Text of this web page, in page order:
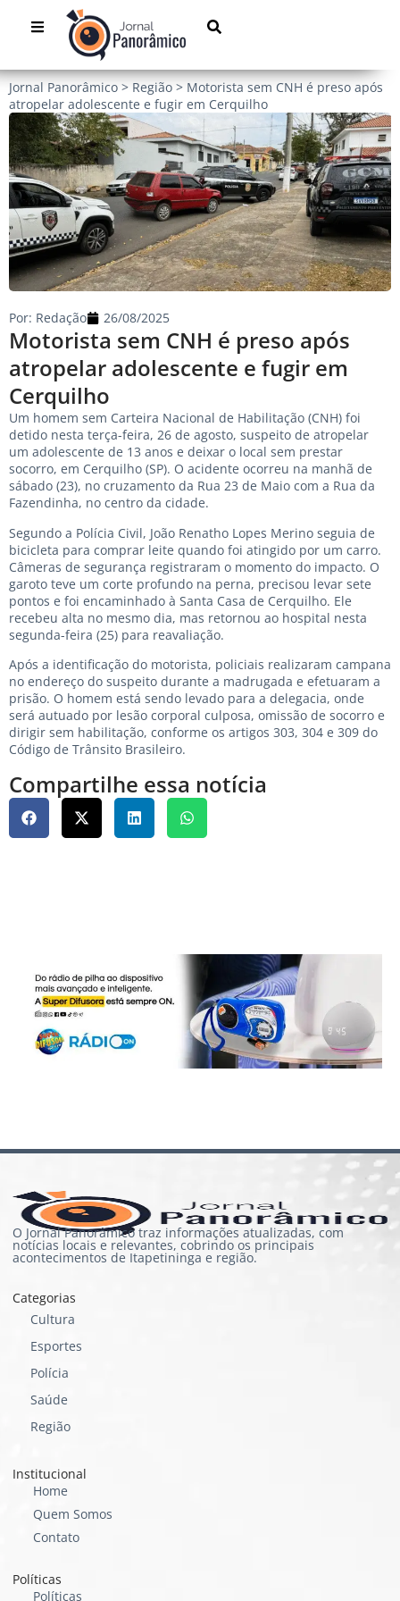
Jornal Panorâmico > Região > Motorista sem CNH é preso após
atropelar adolescente e fugir em Cerquilho
Motorista sem CNH é preso após
atropelar adolescente e fugir em
Cerquilho
Por: Redação 26/08/2025
Um homem sem Carteira Nacional de Habilitação (CNH) foi
detido nesta terça-feira, 26 de agosto, suspeito de atropelar
um adolescente de 13 anos e deixar o local sem prestar
socorro, em Cerquilho (SP). O acidente ocorreu na manhã de
sábado (23), no cruzamento da Rua 23 de Maio com a Rua da
Fazendinha, no centro da cidade.
Segundo a Polícia Civil, João Renatho Lopes Merino seguia de
bicicleta para comprar leite quando foi atingido por um carro.
Câmeras de segurança registraram o momento do impacto. O
garoto teve um corte profundo na perna, precisou levar sete
pontos e foi encaminhado à Santa Casa de Cerquilho. Ele
recebeu alta no mesmo dia, mas retornou ao hospital nesta
segunda-feira (25) para reavaliação.
Após a identificação do motorista, policiais realizaram campana
no endereço do suspeito durante a madrugada e efetuaram a
prisão. O homem está sendo levado para a delegacia, onde
será autuado por lesão corporal culposa, omissão de socorro e
dirigir sem habilitação, conforme os artigos 303, 304 e 309 do
Código de Trânsito Brasileiro.
Compartilhe essa notícia
O Jornal Panorâmico traz informações atualizadas, com
notícias locais e relevantes, cobrindo os principais
acontecimentos de Itapetininga e região.
Categorias
Cultura
Esportes
Polícia
Saúde
Região
Institucional
Home
Quem Somos
Contato
Políticas
Políticas